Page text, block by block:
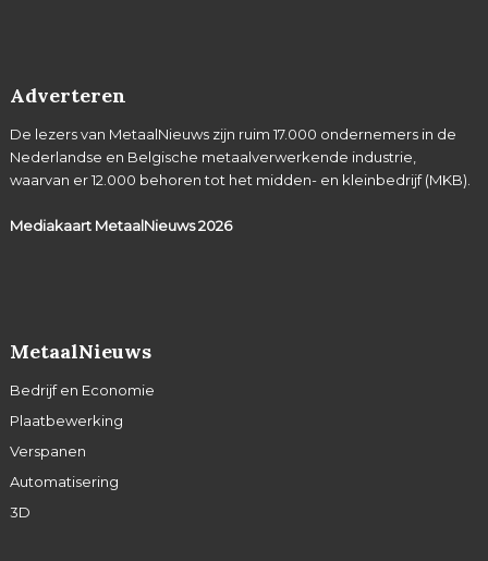
Adverteren
De lezers van MetaalNieuws zijn ruim 17.000 ondernemers in de
Nederlandse en Belgische metaalverwerkende industrie,
waarvan er 12.000 behoren tot het midden- en kleinbedrijf (MKB).
Mediakaart MetaalNieuws2026
MetaalNieuws
Bedrijf en Economie
Plaatbewerking
Verspanen
Automatisering
3D